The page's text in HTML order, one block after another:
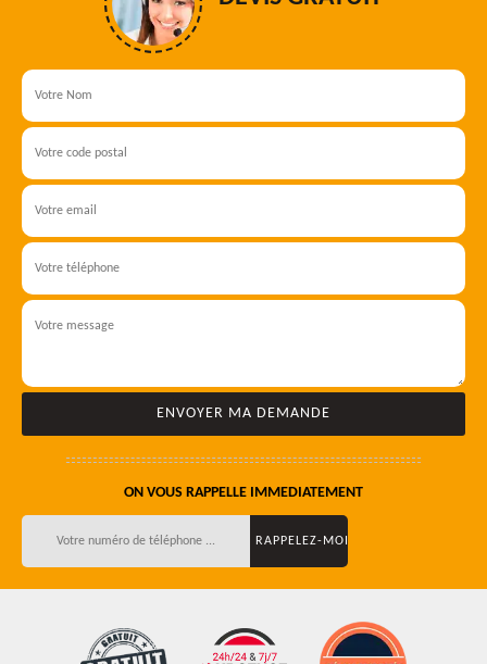
ON VOUS RAPPELLE IMMEDIATEMENT